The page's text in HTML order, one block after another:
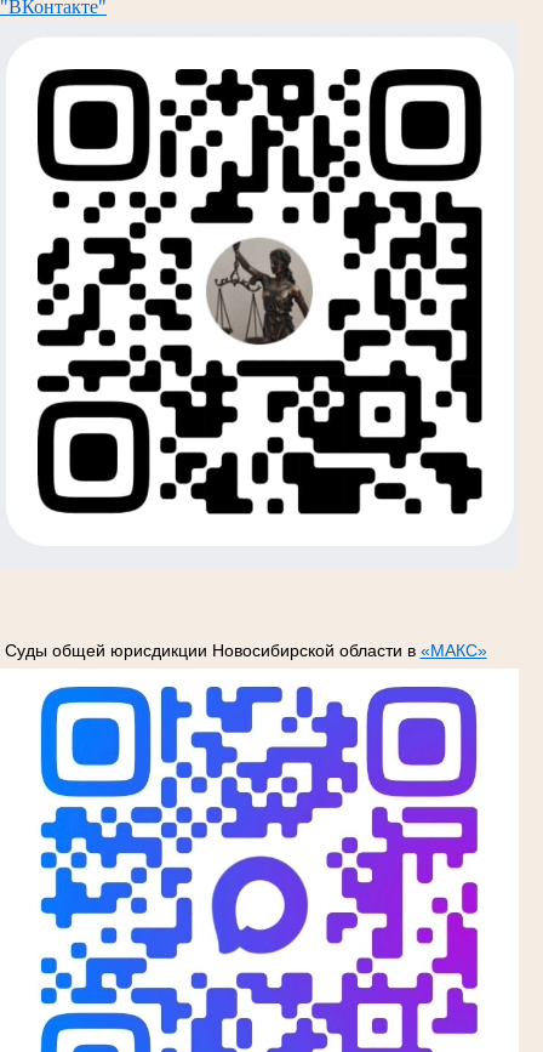
"ВКонтакте"
Суды общей юрисдикции Новосибирской области в «МАКС»